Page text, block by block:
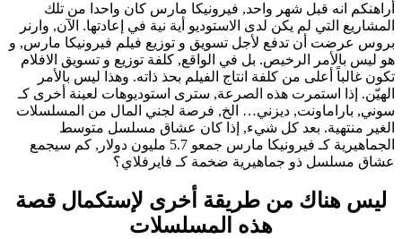
أراهنكم انه قبل شهر واحد, فيرونيكا مارس كان واحدا من تلك
المشاريع التي لم يكن لدى الاستوديو أية نية في إعادتها. الآن, وارنر
بروس عرضت أن تدفع لأجل تسويق و توزيع فيلم فيرونيكا مارس, و
هو ليس بالأمر الرخيص. بل في الواقع, كلفة توزيع و تسويق الافلام
تكون غالباً أعلى من كلفة انتاج الفيلم بحذ ذاته. وهذا ليس بالأمر
الهيّن. إذا استمرت هذه الصرعة, سترى استوديوهات لعينة أخرى كـ
سوني, باراماونت, ديزني… الخ, فرصة لجني المال من المسلسلات
الغير منتهية. بعد كل شيء, إذا كان عشاق مسلسل متوسط
الجماهيرية كـ فيرونيكا مارس جمعو 5.7 مليون دولار, كم سيجمع
عشاق مسلسل ذو جماهيرية ضخمة كـ فايرفلاي؟
ليس هناك من طريقة أخرى لإستكمال قصة
هذه المسلسلات